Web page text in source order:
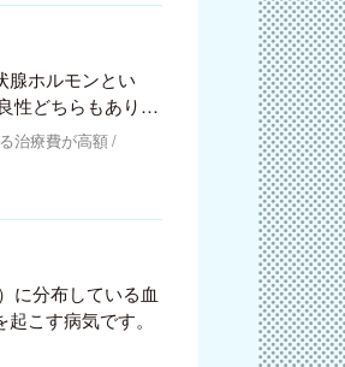
腺ホルモンとい
治療費が高額
に分布している血
こす病気です。